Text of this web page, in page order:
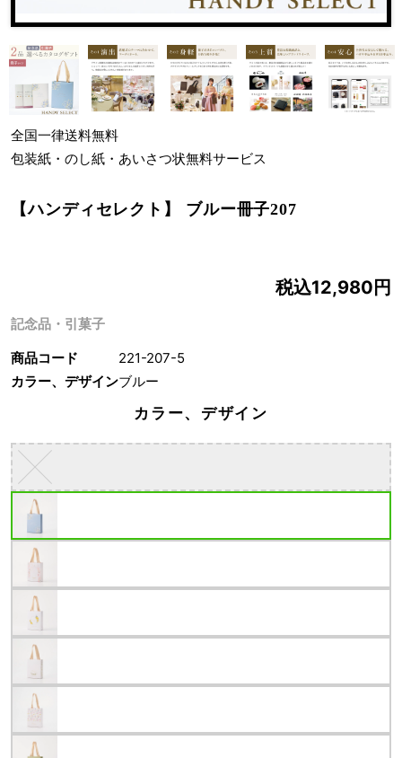
全国一律送料無料
包装紙・のし紙・あいさつ状無料サービス
【ハンディセレクト】 ブルー冊子207
記念品・引菓子
税込12,980円
商品コード
221-207-5
カラー、デザインブルー
カラー、デザイン